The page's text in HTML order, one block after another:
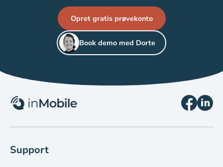
Opret gratis prøvekonto
Book demo med Dorte
Support